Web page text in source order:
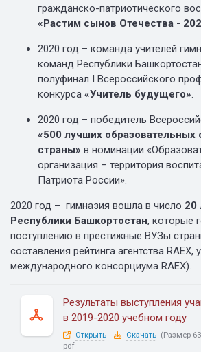
гражданско-патриотического
«Растим сынов Отечества -
2020 год – команда учителей
команд Республики
полуфинал I Всероссийского
конкурса «Учитель будущего».
2020 год – победитель
«500 лучших образовательных
страны» в номинации
организация – территория
Патриота России».
2020 год – гимназия вошла в число 20
Республики Башкортостан, которые
поступлению в престижные ВУЗы
составления рейтинга агентства RAEX,
международного консорциума RAEX).
Результаты выступления
в 2019-2020 учебном году
Открыть Скачать (Размер
pdf